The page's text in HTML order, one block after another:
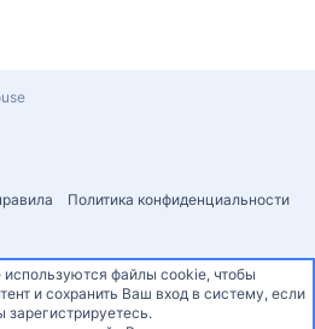
Политика конфиденциальности
СверхуСнизу
используются файлы cookie, чтобы
и сохранить Ваш вход в систему, если
зарегистрируетесь.